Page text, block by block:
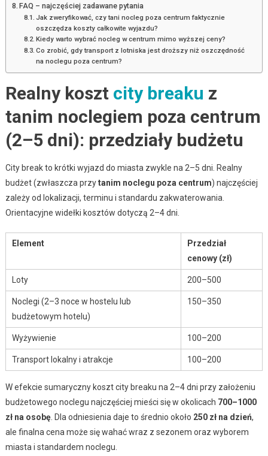
FAQ – najczęściej zadawane pytania
Jak zweryfikować, czy tani nocleg poza centrum faktycznie
oszczędza koszty całkowite wyjazdu?
Kiedy warto wybrać nocleg w centrum mimo wyższej ceny?
Co zrobić, gdy transport z lotniska jest droższy niż oszczędność
na noclegu poza centrum?
Realny koszt city breaku z
tanim noclegiem poza centrum
(2–5 dni): przedziały budżetu
City break to krótki wyjazd do miasta zwykle na 2–5 dni. Realny
budżet (zwłaszcza przytanim noclegu poza centrum) najczęściej
zależy od lokalizacji, terminu i standardu zakwaterowania.
Orientacyjne widełki kosztów dotyczą 2–4 dni.
Element
Przedział
cenowy (zł)
Loty 200–500
Noclegi (2–3 noce w hostelu lub
budżetowym hotelu)
150–350
Wyżywienie 100–200
Transport lokalny i atrakcje 100–200
W efekcie sumaryczny koszt city breaku na 2–4 dni przy założeniu
budżetowego noclegu najczęściej mieści się w okolicach 700–1000
zł na osobę. Dla odniesienia daje to średnio około 250 zł na dzień,
ale finalna cena może się wahać wraz z sezonem oraz wyborem
miasta i standardem noclegu.